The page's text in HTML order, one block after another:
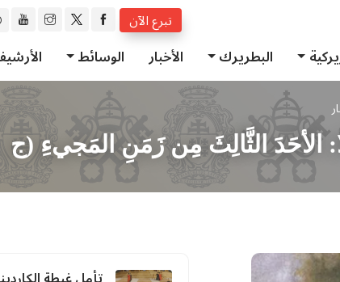
تبرع الآن
البطريرك الأخبار الوسائط
الأحَدَ الثَّالِثَ مِن زَمَنِ المَجيءِ (ج